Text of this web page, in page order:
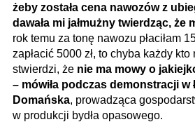
żeby została cena nawozów z
dawała mi jałmużny twierdząc, że
rok temu za tonę nawozu płaciłam
zapłacić 5000 zł, to chyba każdy kto
stwierdzi, że nie ma mowy o
– mówiła podczas demonstracji
Domańska, prowadząca
w produkcji bydła opasowego.